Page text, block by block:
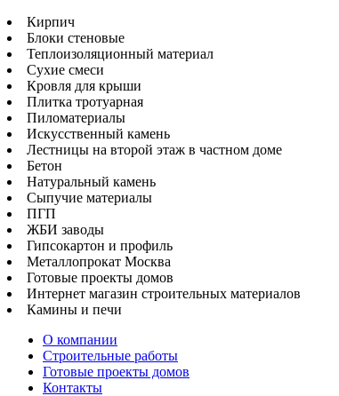
Кирпич
Блоки стеновые
Теплоизоляционный материал
Сухие смеси
Кровля для крыши
Плитка тротуарная
Пиломатериалы
Искусственный камень
Лестницы на второй этаж в частном доме
Бетон
Натуральный камень
Сыпучие материалы
ПГП
ЖБИ заводы
Гипсокартон и профиль
Металлопрокат Москва
Готовые проекты домов
Интернет магазин строительных материалов
Камины и печи
О компании
Строительные работы
Готовые проекты домов
Контакты